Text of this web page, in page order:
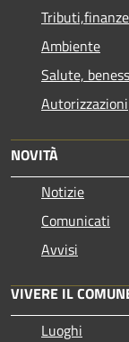
Ambiente
Salute,
Autorizzazioni
NOVITÀ
Notizie
Comunicati
Avvisi
VIVERE IL
Luoghi